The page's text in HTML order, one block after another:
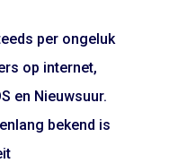
per ongeluk
op internet,
en Nieuwsuur.
bekend is